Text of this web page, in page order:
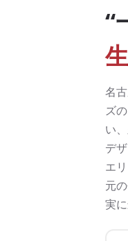
“
名
ズ
い
デ
エ
元
実